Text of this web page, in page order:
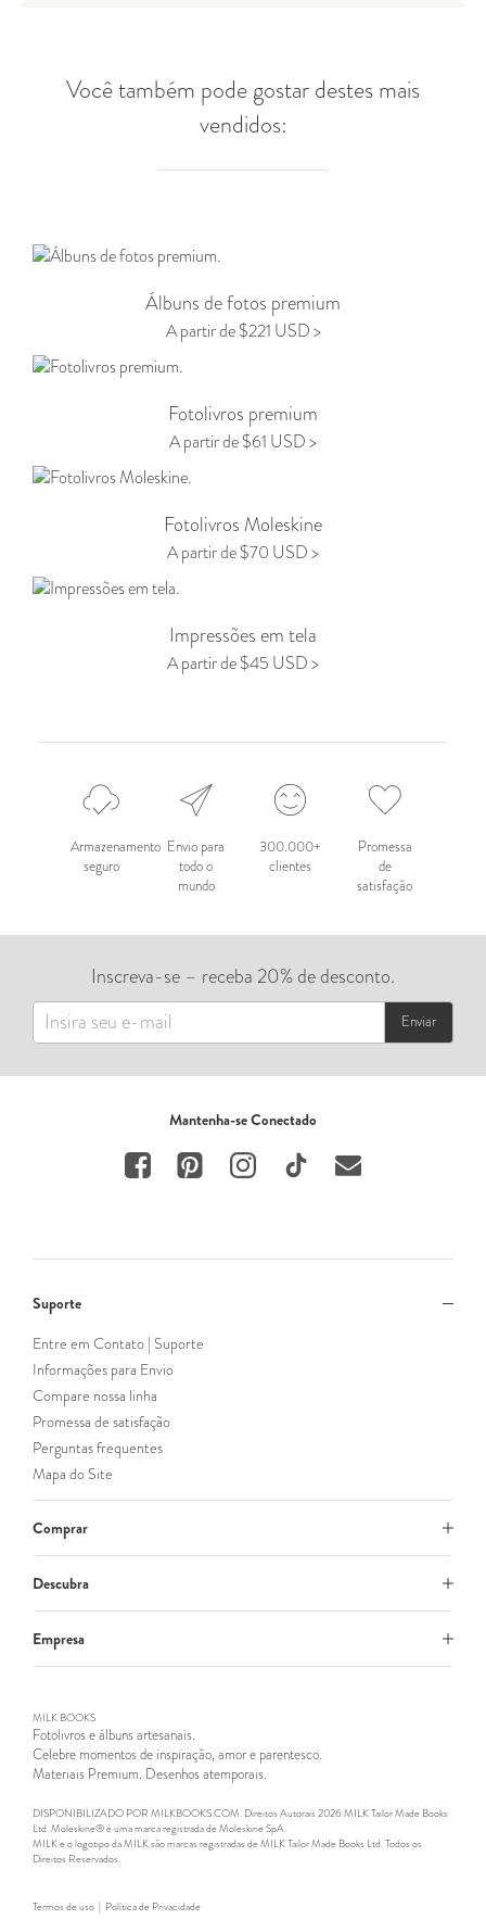
Você também pode gostar destes mais
vendidos:
Álbuns de fotos premium
A partir de $221 USD >
Fotolivros premium
A partir de $61 USD >
Fotolivros Moleskine
A partir de $70 USD >
Impressões em tela
A partir de $45 USD >
Armazenamento
seguro
Envio para
todo o
mundo
300.000+
clientes
Promessa
de
satisfação
Inscreva-se – receba 20% de desconto.
Enviar
Mantenha-se Conectado
Suporte
Entre em Contato | Suporte
Informações para Envio
Compare nossa linha
Promessa de satisfação
Perguntas frequentes
Mapa do Site
Comprar
Descubra
Empresa
MILK BOOKS
Fotolivros e álbuns artesanais.
Celebre momentos de inspiração, amor e parentesco.
Materiais Premium. Desenhos atemporais.
DISPONIBILIZADO POR MILKBOOKS.COM. Direitos Autorais 2026 MILK Tailor Made Books
Ltd. Moleskine® é uma marca registrada de Moleskine SpA.
MILK e o logotipo da MILK são marcas registradas de MILK Tailor Made Books Ltd. Todos os
Direitos Reservados.
Termos de uso | Política de Privacidade